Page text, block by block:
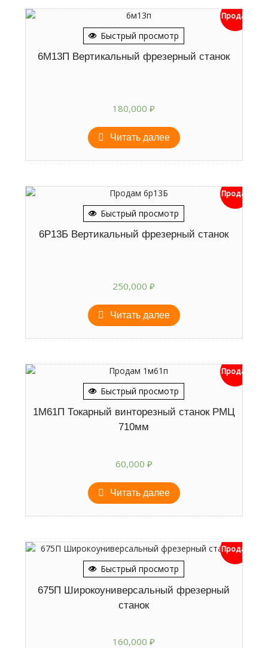
Быстрый просмотр
Продан
6М13П Вертикальный фрезерный станок
180,000₽
Читать далее
Быстрый просмотр
Продан
6Р13Б Вертикальный фрезерный станок
250,000₽
Читать далее
Быстрый просмотр
Продан
1М61П Токарный винторезный станок РМЦ
710мм
60,000 ₽
Читать далее
Быстрый просмотр
Продан
675П Широкоуниверсальный фрезерный
станок
160,000₽